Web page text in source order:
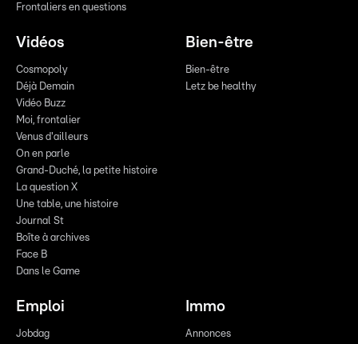
Frontaliers en questions
Vidéos
Cosmopoly
Déjà Demain
Vidéo Buzz
Moi, frontalier
Venus d'ailleurs
On en parle
Grand-Duché, la petite histoire
La question X
Une table, une histoire
Journal St
Boîte à archives
Face B
Dans le Game
Bien-être
Bien-être
Letz be healthy
Emploi
Jobdag
Immo
Annonces